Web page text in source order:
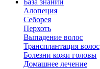
База знаний
Алопеция
Себорея
Перхоть
Выпадение волос
Трансплантация волос
Болезни кожи головы
Домашнее лечение